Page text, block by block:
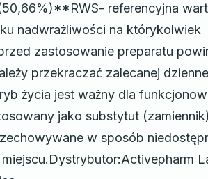
referencyjna
nadwrażliwości na którykolwiek
zastosowanie preparatu
przekraczać zalecanej
życia jest ważny dla
jako substytut (zamiennik)
w sposób